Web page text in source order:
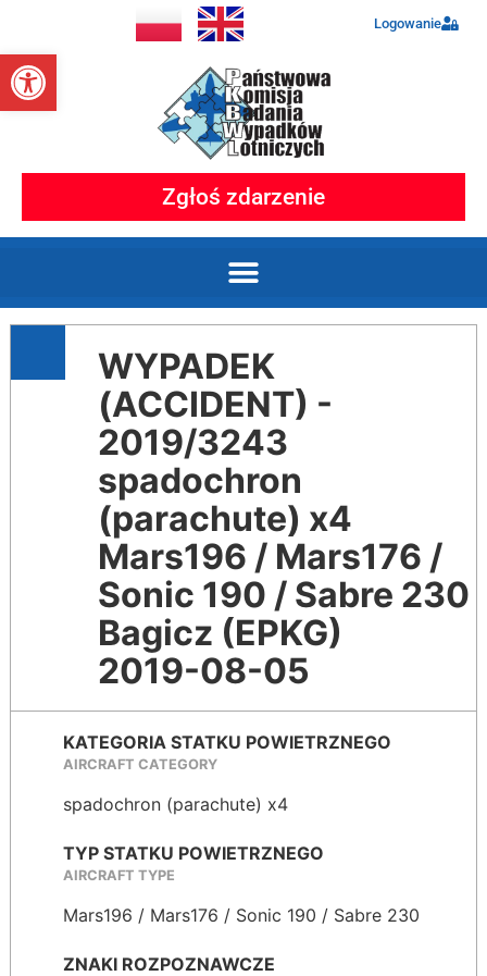
Otwórz pasek narzędzi
Logowanie
Zgłoś zdarzenie
WYPADEK
(ACCIDENT) -
2019/3243
spadochron
(parachute) x4
Mars196 / Mars176 /
Sonic 190 / Sabre 230
Bagicz (EPKG)
2019-08-05
KATEGORIA STATKU POWIETRZNEGO
AIRCRAFT CATEGORY
spadochron (parachute) x4
TYP STATKU POWIETRZNEGO
AIRCRAFT TYPE
Mars196 / Mars176 / Sonic 190 / Sabre 230
ZNAKI ROZPOZNAWCZE